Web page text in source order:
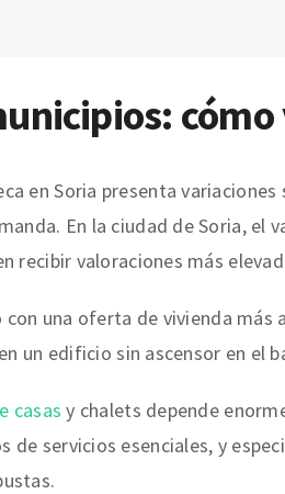
en Soria presenta
En la ciudad de Soria,
recibir valoraciones más
una oferta de vivienda
un edificio sin ascensor en el
casas y chalets depende
servicios esenciales, y